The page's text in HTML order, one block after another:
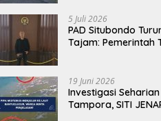
5 Juli 2026
PAD Situbondo
Tajam: Pemerintah
Menunjukkan
Akuntabilitas.
19 Juni 2026
Investigasi
Tampora, SITI